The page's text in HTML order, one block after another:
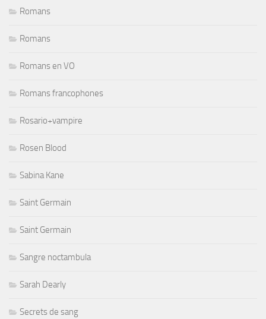
Romans
Romans
Romans en VO
Romans francophones
Rosario+vampire
Rosen Blood
Sabina Kane
Saint Germain
Saint Germain
Sangre noctambula
Sarah Dearly
Secrets de sang